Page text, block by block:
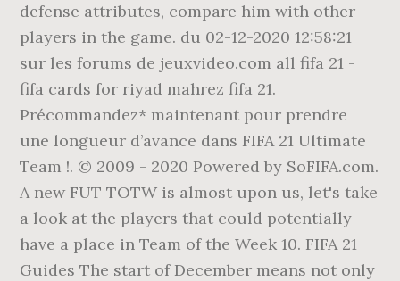
defense attributes, compare him with other
players in the game. du 02-12-2020 12:58:21
sur les forums de jeuxvideo.com all fifa 21 -
fifa cards for riyad mahrez fifa 21.
Précommandez* maintenant pour prendre
une longueur d’avance dans FIFA 21 Ultimate
Team !. © 2009 - 2020 Powered by SoFIFA.com.
A new FUT TOTW is almost upon us, let's take
a look at the players that could potentially
have a place in Team of the Week 10. FIFA 21
Guides The start of December means not only